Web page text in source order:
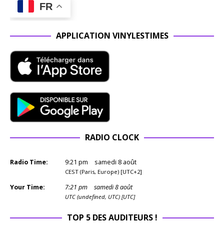
FR
APPLICATION VINYLESTIMES
RADIO CLOCK
Radio Time: 9:21 pm samedi 8 août
CEST (Paris, Europe) [UTC+2]
Your Time: 7:21 pm samedi 8 août
UTC (undefined, UTC) [UTC]
TOP 5 DES AUDITEURS !